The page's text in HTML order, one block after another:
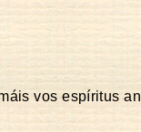
vos espíritus